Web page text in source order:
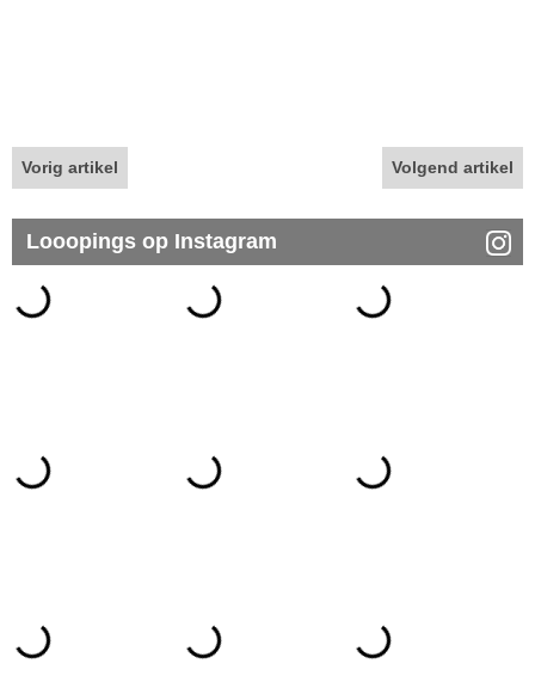
Vorig artikel Volgend artikel
Looopings op Instagram